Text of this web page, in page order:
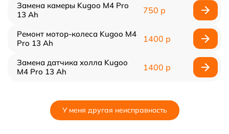
Замена камеры Kugoo M4 Pro
13 Ah
750 р
Ремонт мотор-колеса Kugoo M4
Pro 13 Ah
1400 р
Замена датчика холла Kugoo
M4 Pro 13 Ah
1400 р
У меня другая неисправность